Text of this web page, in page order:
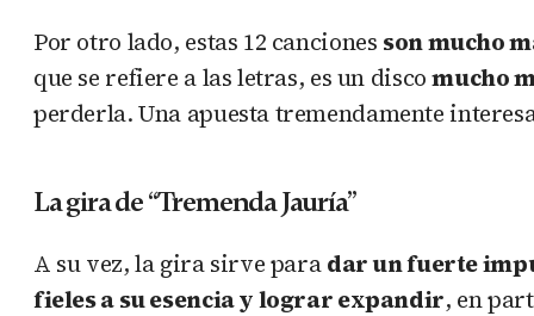
Por otro lado, estas 12 canciones son mucho
que se refiere a las letras, es un discomucho
perderla. Una apuesta tremendamente
La gira de “Tremenda Jauría”
A su vez, la gira sirve paradar un fuerte
fieles a su esencia y lograr expandir, en